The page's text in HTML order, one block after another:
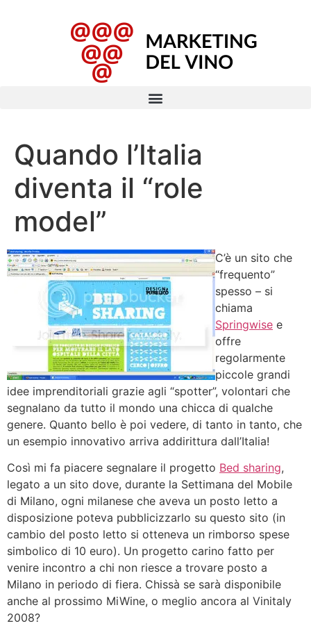
Quando l’Italia
diventa il “role
model”
C’è un sito che
“frequento”
spesso – si
chiama
Springwise e
offre
regolarmente
piccole grandi
idee imprenditoriali grazie agli “spotter”, volontari che
segnalano da tutto il mondo una chicca di qualche
genere. Quanto bello è poi vedere, di tanto in tanto, che
un esempio innovativo arriva addirittura dall’Italia!
Così mi fa piacere segnalare il progetto Bed sharing,
legato a un sito dove, durante la Settimana del Mobile
di Milano, ogni milanese che aveva un posto letto a
disposizione poteva pubblicizzarlo su questo sito (in
cambio del posto letto si otteneva un rimborso spese
simbolico di 10 euro). Un progetto carino fatto per
venire incontro a chi non riesce a trovare posto a
Milano in periodo di fiera. Chissà se sarà disponibile
anche al prossimo MiWine, o meglio ancora al Vinitaly
2008?